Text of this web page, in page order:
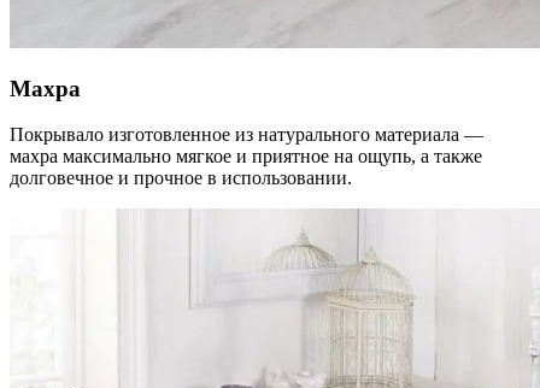
Махра
Покрывало изготовленное из натурального материала —
махра максимально мягкое и приятное на ощупь, а также
долговечное и прочное в использовании.